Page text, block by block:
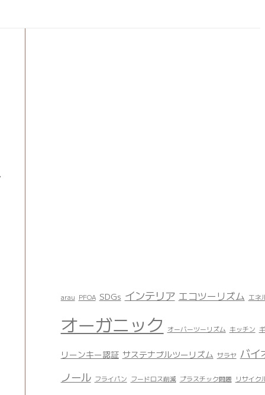
arau PFOA SDGs インテリア エコツーリズム エネ
オーガニック オーバーツーリズム キッチン
リーンキー認証 サステナブルツーリズム サラヤ バイ
ノール フライパン フードロス削減 プラスチック問題 リサイク